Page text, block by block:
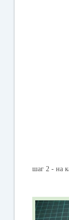
шаг 2 - на